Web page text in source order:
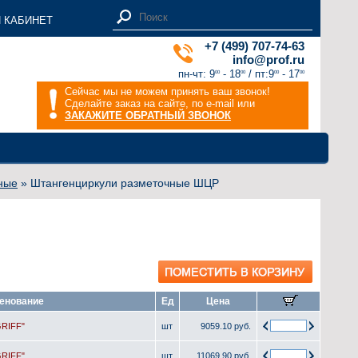
+7 (499) 707-74-63
info@prof.ru
пн-чт: 900 - 1800 / пт:900 - 1700
Сейчас мы не можем принять ваш звонок!
Сделайте заказ на сайте, по e-mail или
ЗАКАЖИТЕ ОБРАТНЫЙ ЗВОНОК
» Штангенциркули разметочные ШЦР
Ед Цена
шт 9059.10 руб.
шт 11069.90 руб.